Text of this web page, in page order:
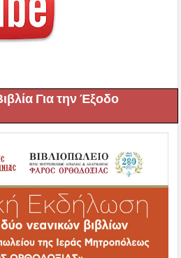
Για την Έξοδο